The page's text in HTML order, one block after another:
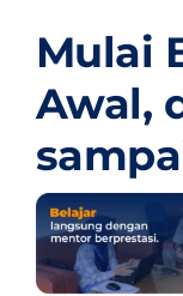
Mulai
Awal,